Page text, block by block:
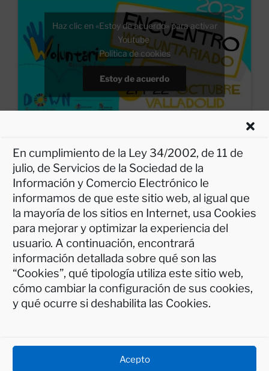
En cumplimiento de la Ley 34/2002, de 11 de
julio, de Servicios de la Sociedad de la
Información y Comercio Electrónico le
informamos de que este sitio web, al igual que
la mayoría de los sitios en Internet, usa Cookies
para mejorar y optimizar la experiencia del
usuario. A continuación, encontrará
información detallada sobre qué son las
“Cookies”, qué tipología utiliza este sitio web,
cómo cambiar la configuración de sus cookies,
y qué ocurre si deshabilita las Cookies.
Acepto
Haz clic en «Estoy de acuerdo» para activar
Youtube
Política de cookies
Estoy de acuerdo
Aviso legal
Política de privacidad
Política de cookies (UE)
Protección de Datos – INFORMACIÓN BÁSICA
Donaciones